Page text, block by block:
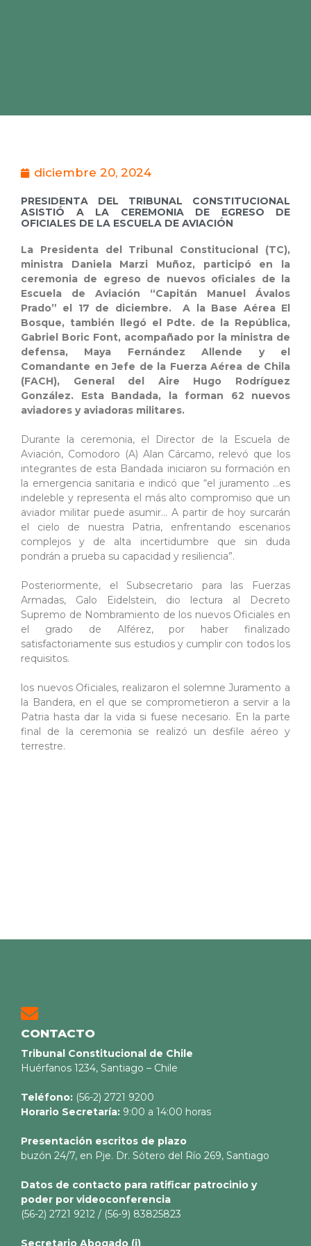
diciembre 20, 2024
PRESIDENTA DEL TRIBUNAL CONSTITUCIONAL
ASISTIÓ A LA CEREMONIA DE EGRESO DE
OFICIALES DE LA ESCUELA DE AVIACIÓN
La Presidenta del Tribunal Constitucional (TC),
ministra Daniela Marzi Muñoz, participó en la
ceremonia de egreso de nuevos oficiales de la
Escuela de Aviación “Capitán Manuel Ávalos
Prado” el 17 de diciembre. A la Base Aérea El
Bosque, también llegó el Pdte. de la República,
Gabriel Boric Font, acompañado por la ministra de
defensa, Maya Fernández Allende y el
Comandante en Jefe de la Fuerza Aérea de Chila
(FACH), General del Aire Hugo Rodríguez
González. Esta Bandada, la forman 62 nuevos
aviadores y aviadoras militares.
Durante la ceremonia, el Director de la Escuela de
Aviación, Comodoro (A) Alan Cárcamo, relevó que los
integrantes de esta Bandada iniciaron su formación en
la emergencia sanitaria e indicó que “el juramento …es
indeleble y representa el más alto compromiso que un
aviador militar puede asumir… A partir de hoy surcarán
el cielo de nuestra Patria, enfrentando escenarios
complejos y de alta incertidumbre que sin duda
pondrán a prueba su capacidad y resiliencia”.
Posteriormente, el Subsecretario para las Fuerzas
Armadas, Galo Eidelstein, dio lectura al Decreto
Supremo de Nombramiento de los nuevos Oficiales en
el grado de Alférez, por haber finalizado
satisfactoriamente sus estudios y cumplir con todos los
requisitos.
los nuevos Oficiales, realizaron el solemne Juramento a
la Bandera, en el que se comprometieron a servir a la
Patria hasta dar la vida si fuese necesario. En la parte
final de la ceremonia se realizó un desfile aéreo y
terrestre.
CONTACTO
Tribunal Constitucional de Chile
Huérfanos 1234, Santiago – Chile
Teléfono: (56-2) 2721 9200
Horario Secretaría: 9:00 a 14:00 horas
Presentación escritos de plazo
buzón 24/7, en Pje. Dr. Sótero del Río 269, Santiago
Datos de contacto para ratificar patrocinio y
poder por videoconferencia
(56-2) 2721 9212 / (56-9) 83825823
Secretario Abogado (i)